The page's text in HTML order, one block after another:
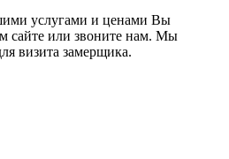
услугами и ценами Вы
сайте или звоните нам. Мы
визита замерщика.